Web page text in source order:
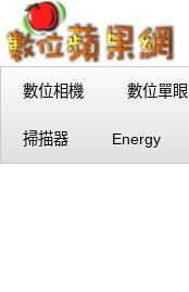
數位相機 數位單眼
掃描器 Energy